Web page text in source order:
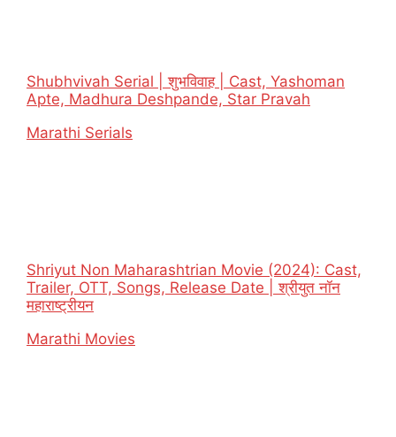
Shubhvivah Serial | शुभविवाह | Cast, Yashoman
Apte, Madhura Deshpande, Star Pravah
In relation to
Marathi Serials
Shriyut Non Maharashtrian Movie (2024): Cast,
Trailer, OTT, Songs, Release Date | श्रीयुत नॉन
महाराष्ट्रीयन
In relation to
Marathi Movies